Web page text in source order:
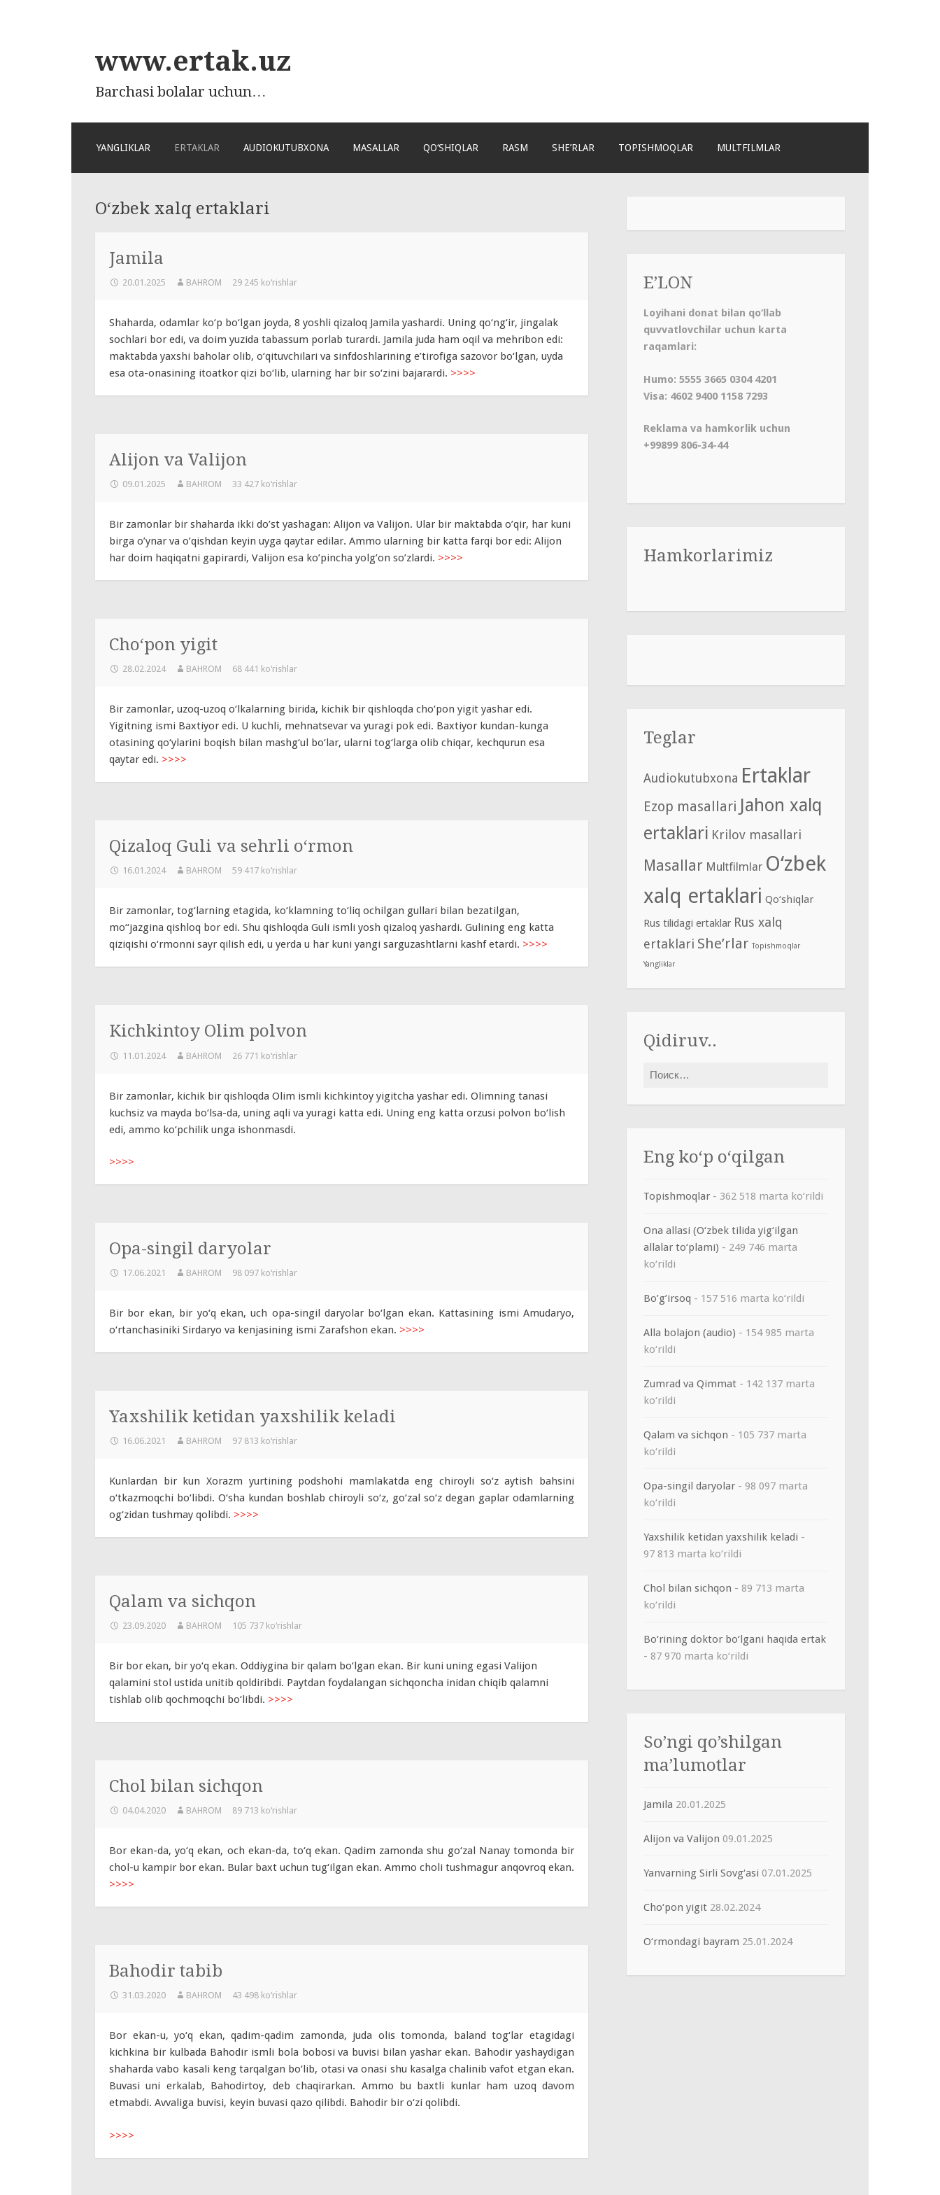
www.ertak.uz
Barchasi bolalar uchun…
СОДЕРЖАНИЮ
YANGLIKLAR ERTAKLAR AUDIOKUTUBXONA MASALLAR QO‘SHIQLAR RASM SHE’RLAR TOPISHMOQLAR MULTFILMLAR
O‘zbek xalq ertaklari
Jamila
20.01.2025 BAHROM 29 245 ko‘rishlar
Shaharda, odamlar ko‘p bo‘lgan joyda, 8 yoshli qizaloq Jamila yashardi. Uning qo‘ng‘ir, jingalak
sochlari bor edi, va doim yuzida tabassum porlab turardi. Jamila juda ham oqil va mehribon edi:
maktabda yaxshi baholar olib, o‘qituvchilari va sinfdoshlarining e’tirofiga sazovor bo‘lgan, uyda
esa ota-onasining itoatkor qizi bo‘lib, ularning har bir so‘zini bajarardi. >>>>
Alijon va Valijon
09.01.2025 BAHROM 33 427 ko‘rishlar
Bir zamonlar bir shaharda ikki do’st yashagan: Alijon va Valijon. Ular bir maktabda o’qir, har kuni
birga o’ynar va o’qishdan keyin uyga qaytar edilar. Ammo ularning bir katta farqi bor edi: Alijon
har doim haqiqatni gapirardi, Valijon esa ko’pincha yolg’on so’zlardi. >>>>
Cho‘pon yigit
28.02.2024 BAHROM 68 441 ko‘rishlar
Bir zamonlar, uzoq-uzoq o‘lkalarning birida, kichik bir qishloqda cho‘pon yigit yashar edi.
Yigitning ismi Baxtiyor edi. U kuchli, mehnatsevar va yuragi pok edi. Baxtiyor kundan-kunga
otasining qo‘ylarini boqish bilan mashg‘ul bo‘lar, ularni tog‘larga olib chiqar, kechqurun esa
qaytar edi. >>>>
Qizaloq Guli va sehrli o‘rmon
16.01.2024 BAHROM 59 417 ko‘rishlar
Bir zamonlar, tog‘larning etagida, ko‘klamning to‘liq ochilgan gullari bilan bezatilgan,
mo‘‘jazgina qishloq bor edi. Shu qishloqda Guli ismli yosh qizaloq yashardi. Gulining eng katta
qiziqishi o‘rmonni sayr qilish edi, u yerda u har kuni yangi sarguzashtlarni kashf etardi. >>>>
Kichkintoy Olim polvon
11.01.2024 BAHROM 26 771 ko‘rishlar
Bir zamonlar, kichik bir qishloqda Olim ismli kichkintoy yigitcha yashar edi. Olimning tanasi
kuchsiz va mayda bo‘lsa-da, uning aqli va yuragi katta edi. Uning eng katta orzusi polvon bo‘lish
edi, ammo ko‘pchilik unga ishonmasdi.
>>>>
Opa-singil daryolar
17.06.2021 BAHROM 98 097 ko‘rishlar
Bir bor ekan, bir yo‘q ekan, uch opa-singil daryolar bo‘lgan ekan. Kattasining ismi Amudaryo,
o‘rtanchasiniki Sirdaryo va kenjasining ismi Zarafshon ekan. >>>>
Yaxshilik ketidan yaxshilik keladi
16.06.2021 BAHROM 97 813 ko‘rishlar
Kunlardan bir kun Xorazm yurtining podshohi mamlakatda eng chiroyli so‘z aytish bahsini
o‘tkazmoqchi bo‘libdi. O‘sha kundan boshlab chiroyli so‘z, go‘zal so‘z degan gaplar odamlarning
og‘zidan tushmay qolibdi. >>>>
Qalam va sichqon
23.09.2020 BAHROM 105 737 ko‘rishlar
Bir bor ekan, bir yo‘q ekan. Oddiygina bir qalam bo‘lgan ekan. Bir kuni uning egasi Valijon
qalamini stol ustida unitib qoldiribdi. Paytdan foydalangan sichqoncha inidan chiqib qalamni
tishlab olib qochmoqchi bo‘libdi. >>>>
Chol bilan sichqon
04.04.2020 BAHROM 89 713 ko‘rishlar
Bor ekan-da, yo‘q ekan, och ekan-da, to‘q ekan. Qadim zamonda shu go‘zal Nanay tomonda bir
chol-u kampir bor ekan. Bular baxt uchun tug‘ilgan ekan. Ammo choli tushmagur anqovroq ekan.
>>>>
Bahodir tabib
31.03.2020 BAHROM 43 498 ko‘rishlar
Bor ekan-u, yo‘q ekan, qadim-qadim zamonda, juda olis tomonda, baland tog‘lar etagidagi
kichkina bir kulbada Bahodir ismli bola bobosi va buvisi bilan yashar ekan. Bahodir yashaydigan
shaharda vabo kasali keng tarqalgan bo‘lib, otasi va onasi shu kasalga chalinib vafot etgan ekan.
Buvasi uni erkalab, Bahodirtoy, deb chaqirarkan. Ammo bu baxtli kunlar ham uzoq davom
etmabdi. Avvaliga buvisi, keyin buvasi qazo qilibdi. Bahodir bir o‘zi qolibdi.
>>>>
E’LON
Loyihani donat bilan qo‘llab
quvvatlovchilar uchun karta
raqamlari:
Humo: 5555 3665 0304 4201
Visa: 4602 9400 1158 7293
Reklama va hamkorlik uchun
+99899 806-34-44
Hamkorlarimiz
Teglar
Audiokutubxona Ertaklar
Ezop masallari Jahon xalq
ertaklari Krilov masallari
Masallar Multfilmlar O‘zbek
xalq ertaklari Qo‘shiqlar
Rus tilidagi ertaklar Rus xalq
ertaklari She’rlar Topishmoqlar
Yangliklar
Qidiruv..
Найти:
Eng ko‘p o‘qilgan
Topishmoqlar - 362 518 marta ko‘rildi
Ona allasi (O‘zbek tilida yig‘ilgan
allalar to‘plami) - 249 746 marta
ko‘rildi
Bo’g’irsoq - 157 516 marta ko‘rildi
Alla bolajon (audio) - 154 985 marta
ko‘rildi
Zumrad va Qimmat - 142 137 marta
ko‘rildi
Qalam va sichqon - 105 737 marta
ko‘rildi
Opa-singil daryolar - 98 097 marta
ko‘rildi
Yaxshilik ketidan yaxshilik keladi -
97 813 marta ko‘rildi
Chol bilan sichqon - 89 713 marta
ko‘rildi
Bo‘rining doktor bo‘lgani haqida ertak
- 87 970 marta ko‘rildi
So’ngi qo’shilgan
ma’lumotlar
Jamila 20.01.2025
Alijon va Valijon 09.01.2025
Yanvarning Sirli Sovg‘asi 07.01.2025
Cho‘pon yigit 28.02.2024
O‘rmondagi bayram 25.01.2024